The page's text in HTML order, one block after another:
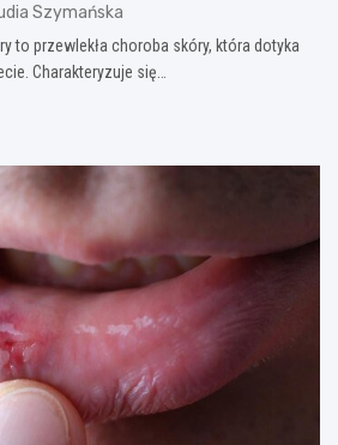
Szymańska
to przewlekła choroba skóry, która dotyka
Charakteryzuje się…